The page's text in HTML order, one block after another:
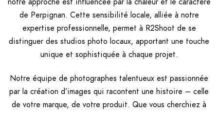
de Perpignan. Cette sensibilité locale, alliée à notre
expertise professionnelle, permet à R2Shoot de se
distinguer des studios photo locaux, apportant une touche
unique et sophistiquée à chaque projet.
Notre équipe de photographes talentueux est passionnée
par la création d’images qui racontent une histoire – celle
de votre marque, de votre produit. Que vous cherchiez à